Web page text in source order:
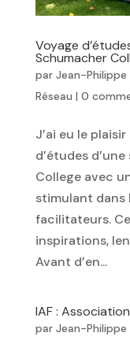
Voyage
Schumacher
par Jean-Philippe
Réseau | 0
J’ai eu le
d’études
College avec
stimulant dans
facilitateurs.
inspirations,
Avant d’en...
IAF :
par Jean-Philippe